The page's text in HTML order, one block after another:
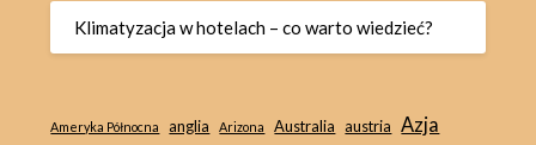
Klimatyzacja w hotelach – co warto wiedzieć?
Ameryka Północna anglia Arizona Australia austria Azja